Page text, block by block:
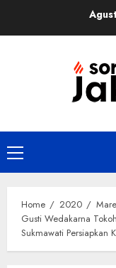
Primary
Menu
Home 2020
Gusti Wedakarna
Sukmawati Persiapkan